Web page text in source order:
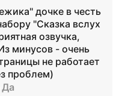
дочке в честь
"Сказка вслух
озвучка,
минусов - очень
не работает
проблем)
Да